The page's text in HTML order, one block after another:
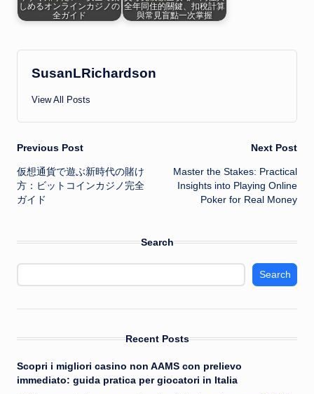
しめるオンラインカジノの
全ガイド
全年同住的關鍵、扣稅計算
與常見盲點一次掌握
SusanLRichardson
View All Posts
Post
navigation
Previous Post
仮想通貨で遊ぶ新時代の賭け
方：ビットコインカジノ完全
ガイド
Next Post
Master the Stakes: Practical
Insights into Playing Online
Poker for Real Money
Search
Search
Recent Posts
Scopri i migliori casino non AAMS con prelievo
immediato: guida pratica per giocatori in Italia